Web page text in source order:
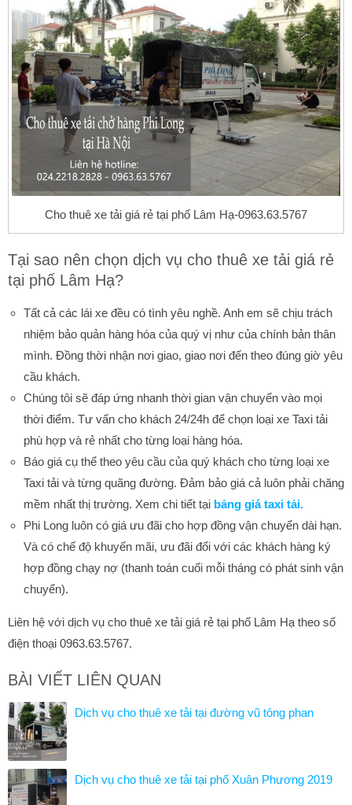
Cho thuê xe tải giá rẻ tại phố Lâm Hạ-0963.63.5767
Tại sao nên chọn dịch vụ cho thuê xe tải giá rẻ
tại phố Lâm Hạ?
Tất cả các lái xe đều có tình yêu nghề. Anh em sẽ chịu trách
nhiệm bảo quản hàng hóa của quý vị như của chính bản thân
mình. Đồng thời nhận nơi giao, giao nơi đến theo đúng giờ yêu
cầu khách.
Chúng tôi sẽ đáp ứng nhanh thời gian vận chuyển vào mọi
thời điểm. Tư vấn cho khách 24/24h để chọn loại xe Taxi tải
phù hợp và rẻ nhất cho từng loại hàng hóa.
Báo giá cụ thể theo yêu cầu của quý khách cho từng loại xe
Taxi tải và từng quãng đường. Đảm bảo giá cả luôn phải chăng
mềm nhất thị trường. Xem chi tiết tại bảng giá taxi tải.
Phi Long luôn có giá ưu đãi cho hợp đồng vận chuyển dài hạn.
Và có chế độ khuyến mãi, ưu đãi đối với các khách hàng ký
hợp đồng chạy nợ (thanh toán cuối mỗi tháng có phát sinh vận
chuyển).
Liên hệ với dịch vụ cho thuê xe tải giá rẻ tại phố Lâm Hạ theo số
điện thoại 0963.63.5767.
BÀI VIẾT LIÊN QUAN
Dịch vụ cho thuê xe tải tại đường vũ tông phan
Dịch vụ cho thuê xe tải tại phố Xuân Phương 2019